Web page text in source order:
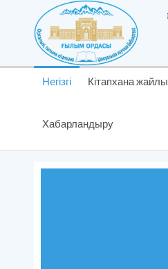
Негізгі Кітапхана жайлы
Хабарландыру